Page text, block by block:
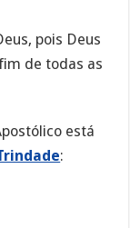
pois Deus
de todas as
está
: